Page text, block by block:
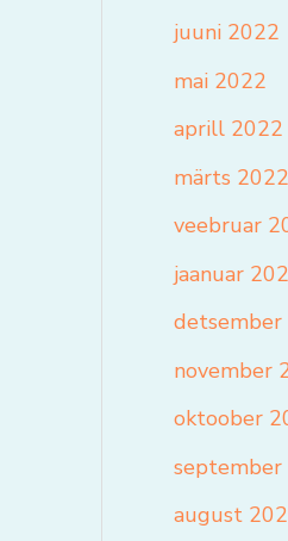
juuni 2022
mai 2022
aprill 2022
märts 2022
veebruar
jaanuar
detsember
november
oktoober
september
august